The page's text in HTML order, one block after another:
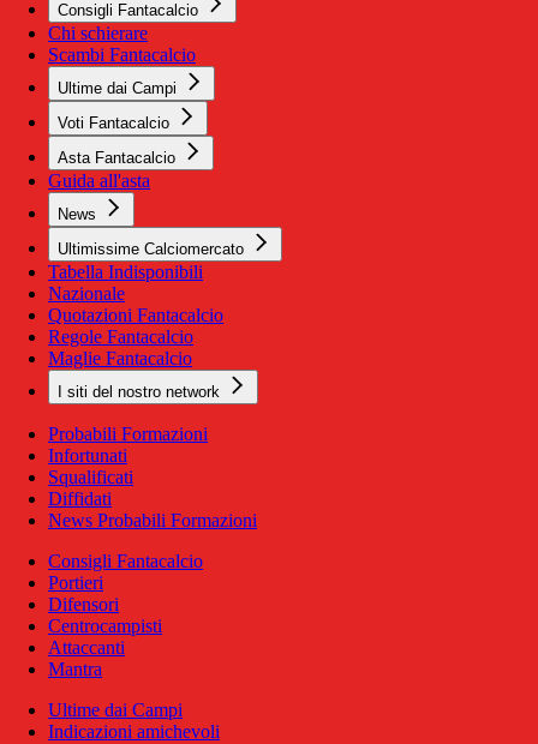
Consigli Fantacalcio
Chi schierare
Scambi Fantacalcio
Ultime dai Campi
Voti Fantacalcio
Asta Fantacalcio
Guida all'asta
News
Ultimissime Calciomercato
Tabella Indisponibili
Nazionale
Quotazioni Fantacalcio
Regole Fantacalcio
Maglie Fantacalcio
I siti del nostro network
Probabili Formazioni
Infortunati
Squalificati
Diffidati
News Probabili Formazioni
Consigli Fantacalcio
Portieri
Difensori
Centrocampisti
Attaccanti
Mantra
Ultime dai Campi
Indicazioni amichevoli